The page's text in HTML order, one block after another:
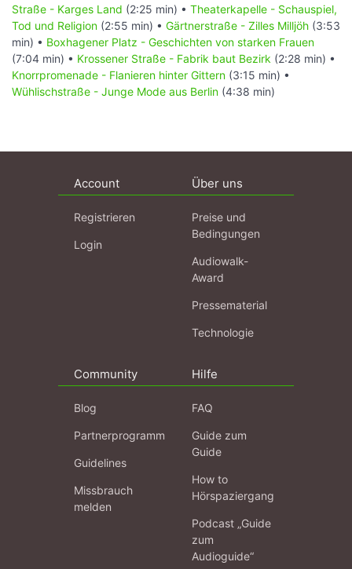
Straße - Karges Land (2:25 min) • Theaterkapelle - Schauspiel,
Tod und Religion (2:55 min) • Gärtnerstraße - Zilles Milljöh (3:53
min) • Boxhagener Platz - Geschichten von starken Frauen
(7:04 min) • Krossener Straße - Fabrik baut Bezirk (2:28 min) •
Knorrpromenade - Flanieren hinter Gittern (3:15 min) •
Wühlischstraße - Junge Mode aus Berlin (4:38 min)
Account
Registrieren
Login
Über uns
Preise und
Bedingungen
Audiowalk-
Award
Pressematerial
Technologie
Community
Blog
Partnerprogramm
Guidelines
Missbrauch
melden
Hilfe
FAQ
Guide zum
Guide
How to
Hörspaziergang
Podcast „Guide
zum
Audioguide“